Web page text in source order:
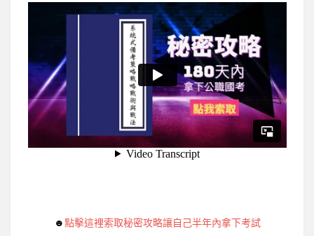
☻點擊這裡索取秘密攻略讓自己半年內拿下考試